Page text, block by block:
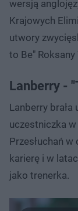
wersją
Krajowych
utwory
to Be"
Lanberry -
Lanberry brała
uczestniczka
Przesłuchań
karierę i w
jako trenerka.